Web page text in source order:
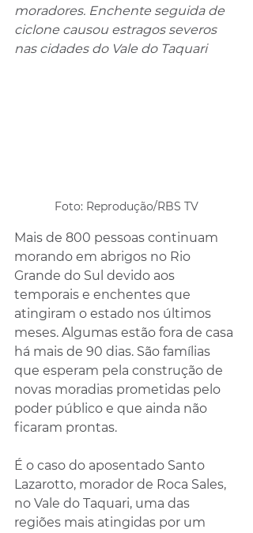
moradores. Enchente seguida de
ciclone causou estragos severos
nas cidades do Vale do Taquari
Foto: Reprodução/RBS TV
Mais de 800 pessoas continuam
morando em abrigos no Rio
Grande do Sul devido aos
temporais e enchentes que
atingiram o estado nos últimos
meses. Algumas estão fora de casa
há mais de 90 dias. São famílias
que esperam pela construção de
novas moradias prometidas pelo
poder público e que ainda não
ficaram prontas.
É o caso do aposentado Santo
Lazarotto, morador de Roca Sales,
no Vale do Taquari, uma das
regiões mais atingidas por um